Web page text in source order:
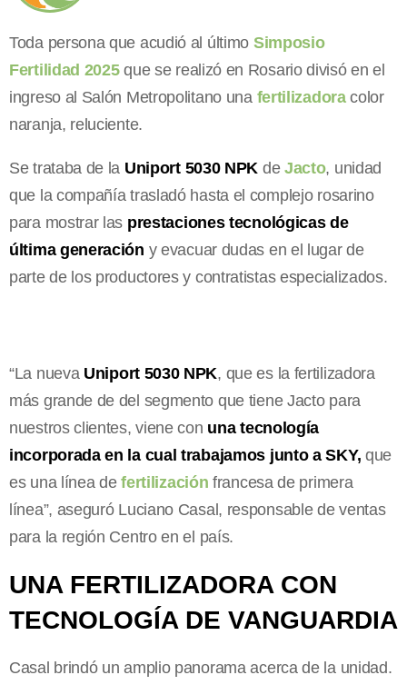
Toda persona que acudió al último Simposio
Fertilidad 2025que se realizó en Rosario divisó en el
ingreso al Salón Metropolitano una fertilizadoracolor
naranja, reluciente.
Se trataba de la Uniport 5030 NPK de Jacto, unidad
que la compañía trasladó hasta el complejo rosarino
para mostrar las prestaciones tecnológicas de
última generación y evacuar dudas en el lugar de
parte de los productores y contratistas especializados.
“La nueva Uniport 5030 NPK, que es la fertilizadora
más grande de del segmento que tiene Jacto para
nuestros clientes, viene con una tecnología
incorporada en la cual trabajamos junto a SKY, que
es una línea defertilización francesa de primera
línea”, aseguró Luciano Casal, responsable de ventas
para la región Centro en el país.
UNA FERTILIZADORA CON
TECNOLOGÍA DE VANGUARDIA
Casal brindó un amplio panorama acerca de la unidad.